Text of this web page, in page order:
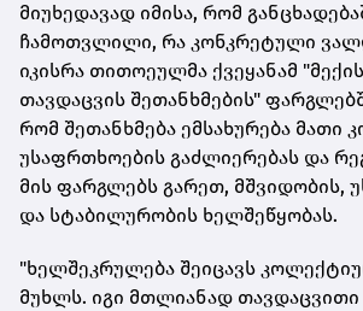
მიუხედავად იმისა, რომ
ჩამოთვლილი, რა კონკრეტული
იკისრა თითოეულმა ქვეყანამ
თავდაცვის შეთანხმების"
რომ შეთანხმება ემსახურება მათი
უსაფრთხოების გაძლიერებას და
მის ფარგლებს გარეთ, მშვიდობის,
და სტაბილურობის ხელშეწყობას.
"ხელშეკრულება შეიცავს
მუხლს. იგი მთლიანად თავდაცვითი